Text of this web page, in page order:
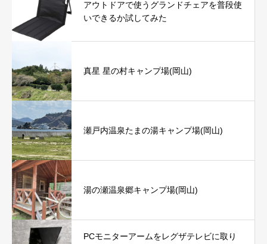
アウトドアで使うグランドチェアを普段使
いできるか試してみた
真星 星の村キャンプ場(岡山)
瀬戸内温泉たまの湯キャンプ場(岡山)
湯の瀬温泉郷キャンプ場(岡山)
PCモニターアームをレグザテレビに取り